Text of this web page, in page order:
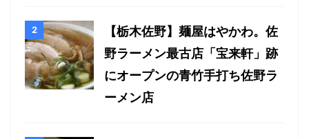
【栃木佐野】麺屋はやかわ。佐
野ラーメン最古店「宝来軒」跡
にオープンの青竹手打ち佐野ラ
ーメン店